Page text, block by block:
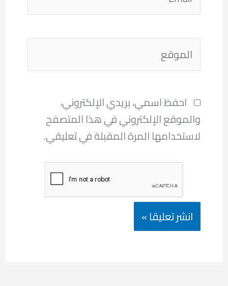
الموقع
احفظ اسمي، بريدي الإلكتروني،
والموقع الإلكتروني في هذا المتصفح
لاستخدامها المرة المقبلة في تعليقي.